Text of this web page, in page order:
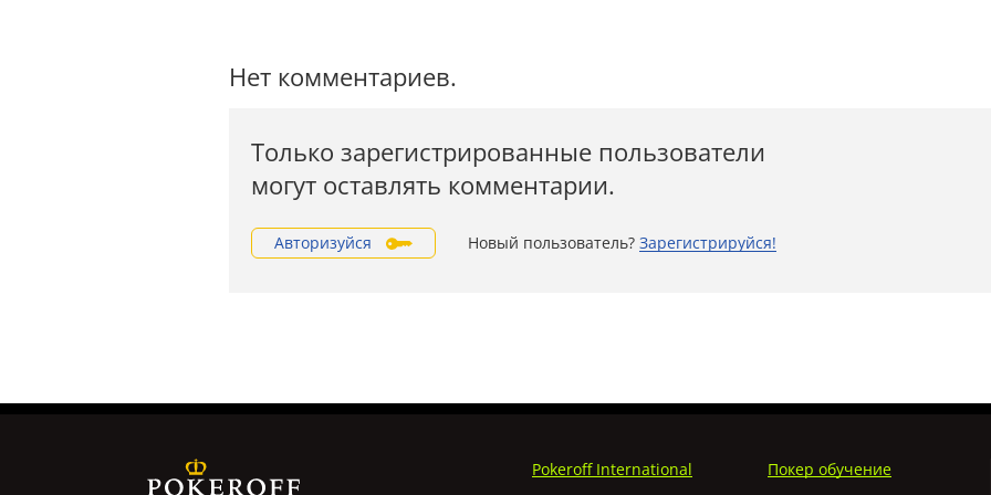
Нет комментариев.
Только зарегистрированные пользователи
могут оставлять комментарии.
Авторизуйся Новый пользователь? Зарегистрируйся!
Pokeroff International
Покер обучение